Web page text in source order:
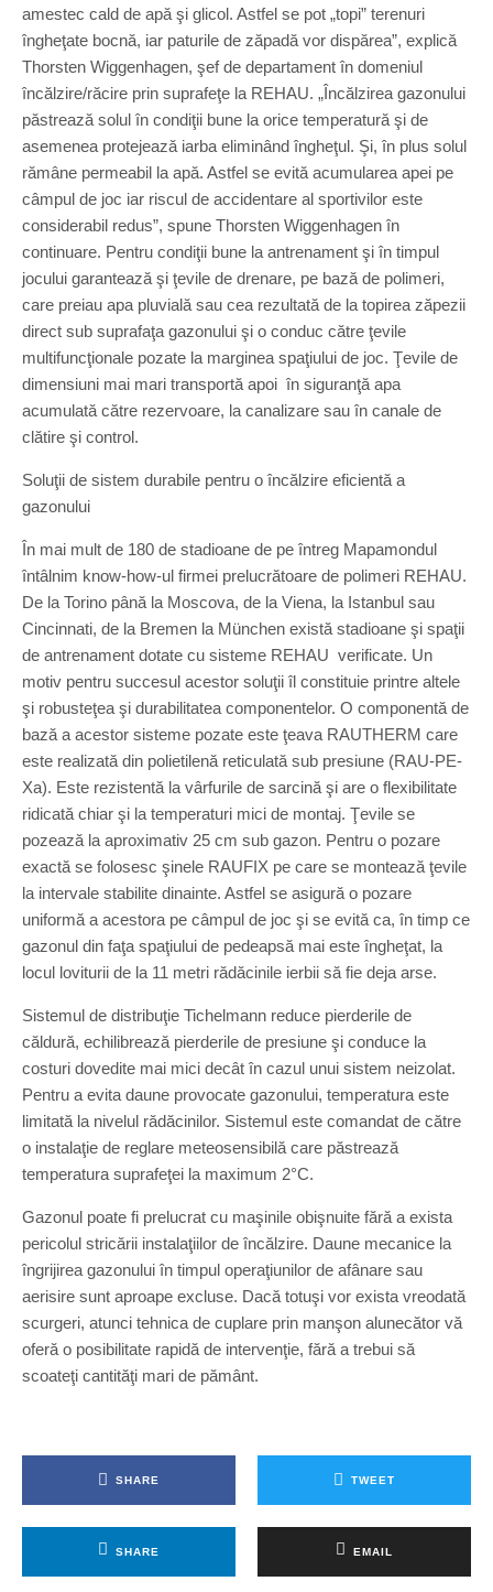
amestec cald de apă şi glicol. Astfel se pot „topi” terenuri
îngheţate bocnă, iar paturile de zăpadă vor dispărea”, explică
Thorsten Wiggenhagen, şef de departament în domeniul
încălzire/răcire prin suprafeţe la REHAU. „Încălzirea gazonului
păstrează solul în condiţii bune la orice temperatură şi de
asemenea protejează iarba eliminând îngheţul. Şi, în plus solul
rămâne permeabil la apă. Astfel se evită acumularea apei pe
câmpul de joc iar riscul de accidentare al sportivilor este
considerabil redus”, spune Thorsten Wiggenhagen în
continuare. Pentru condiţii bune la antrenament şi în timpul
jocului garantează şi ţevile de drenare, pe bază de polimeri,
care preiau apa pluvială sau cea rezultată de la topirea zăpezii
direct sub suprafaţa gazonului şi o conduc către ţevile
multifuncţionale pozate la marginea spaţiului de joc. Ţevile de
dimensiuni mai mari transportă apoi în siguranţă apa
acumulată către rezervoare, la canalizare sau în canale de
clătire şi control.
Soluţii de sistem durabile pentru o încălzire eficientă a
gazonului
În mai mult de 180 de stadioane de pe întreg Mapamondul
întâlnim know-how-ul firmei prelucrătoare de polimeri REHAU.
De la Torino până la Moscova, de la Viena, la Istanbul sau
Cincinnati, de la Bremen la München există stadioane şi spaţii
de antrenament dotate cu sisteme REHAU verificate. Un
motiv pentru succesul acestor soluţii îl constituie printre altele
şi robusteţea şi durabilitatea componentelor. O componentă de
bază a acestor sisteme pozate este ţeava RAUTHERM care
este realizată din polietilenă reticulată sub presiune (RAU-PE-
Xa). Este rezistentă la vârfurile de sarcină şi are o flexibilitate
ridicată chiar şi la temperaturi mici de montaj. Ţevile se
pozează la aproximativ 25 cm sub gazon. Pentru o pozare
exactă se folosesc şinele RAUFIX pe care se montează ţevile
la intervale stabilite dinainte. Astfel se asigură o pozare
uniformă a acestora pe câmpul de joc şi se evită ca, în timp ce
gazonul din faţa spaţiului de pedeapsă mai este îngheţat, la
locul loviturii de la 11 metri rădăcinile ierbii să fie deja arse.
Sistemul de distribuţie Tichelmann reduce pierderile de
căldură, echilibrează pierderile de presiune şi conduce la
costuri dovedite mai mici decât în cazul unui sistem neizolat.
Pentru a evita daune provocate gazonului, temperatura este
limitată la nivelul rădăcinilor. Sistemul este comandat de către
o instalaţie de reglare meteosensibilă care păstrează
temperatura suprafeţei la maximum 2°C.
Gazonul poate fi prelucrat cu maşinile obişnuite fără a exista
pericolul stricării instalaţiilor de încălzire. Daune mecanice la
îngrijirea gazonului în timpul operaţiunilor de afânare sau
aerisire sunt aproape excluse. Dacă totuşi vor exista vreodată
scurgeri, atunci tehnica de cuplare prin manşon alunecător vă
oferă o posibilitate rapidă de intervenţie, fără a trebui să
scoateţi cantităţi mari de pământ.
SHARE TWEET
SHARE EMAIL